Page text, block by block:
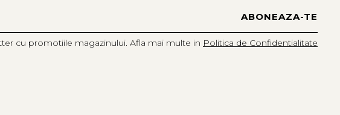
cu promotiile magazinului. Afla mai multe in Politica de Confidentialitate